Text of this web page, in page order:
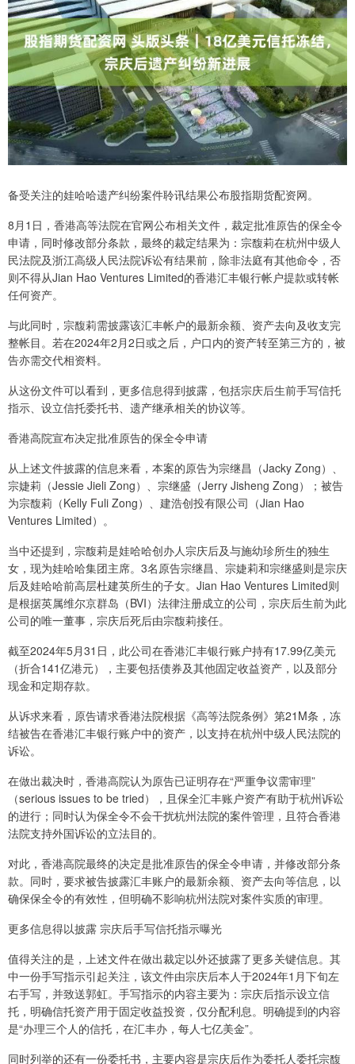
备受关注的娃哈哈遗产纠纷案件聆讯结果公布股指期货配资网。
8月1日，香港高等法院在官网公布相关文件，裁定批准原告的保全令
申请，同时修改部分条款，最终的裁定结果为：宗馥莉在杭州中级人
民法院及浙江高级人民法院诉讼有结果前，除非法庭有其他命令，否
则不得从Jian Hao Ventures Limited的香港汇丰银行帐户提款或转帐
任何资产。
与此同时，宗馥莉需披露该汇丰帐户的最新余额、资产去向及收支完
整帐目。若在2024年2月2日或之后，户口内的资产转至第三方的，被
告亦需交代相资料。
从这份文件可以看到，更多信息得到披露，包括宗庆后生前手写信托
指示、设立信托委托书、遗产继承相关的协议等。
香港高院宣布决定批准原告的保全令申请
从上述文件披露的信息来看，本案的原告为宗继昌（Jacky Zong）、
宗婕莉（Jessie Jieli Zong）、宗继盛（Jerry Jisheng Zong）；被告
为宗馥莉（Kelly Fuli Zong）、建浩创投有限公司（Jian Hao
Ventures Limited）。
当中还提到，宗馥莉是娃哈哈创办人宗庆后及与施幼珍所生的独生
女，现为娃哈哈集团主席。3名原告宗继昌、宗婕莉和宗继盛则是宗庆
后及娃哈哈前高层杜建英所生的子女。Jian Hao Ventures Limited则
是根据英属维尔京群岛（BVI）法律注册成立的公司，宗庆后生前为此
公司的唯一董事，宗庆后死后由宗馥莉接任。
截至2024年5月31日，此公司在香港汇丰银行账户持有17.99亿美元
（折合141亿港元），主要包括债券及其他固定收益资产，以及部分
现金和定期存款。
从诉求来看，原告请求香港法院根据《高等法院条例》第21M条，冻
结被告在香港汇丰银行账户中的资产，以支持在杭州中级人民法院的
诉讼。
在做出裁决时，香港高院认为原告已证明存在“严重争议需审理”
（serious issues to be tried），且保全汇丰账户资产有助于杭州诉讼
的进行；同时认为保全令不会干扰杭州法院的案件管理，且符合香港
法院支持外国诉讼的立法目的。
对此，香港高院最终的决定是批准原告的保全令申请，并修改部分条
款。同时，要求被告披露汇丰账户的最新余额、资产去向等信息，以
确保保全令的有效性，但明确不影响杭州法院对案件实质的审理。
更多信息得以披露 宗庆后手写信托指示曝光
值得关注的是，上述文件在做出裁定以外还披露了更多关键信息。其
中一份手写指示引起关注，该文件由宗庆后本人于2024年1月下旬左
右手写，并致送郭虹。手写指示的内容主要为：宗庆后指示设立信
托，明确信托资产用于固定收益投资，仅分配利息。明确提到的内容
是“办理三个人的信托，在汇丰办，每人七亿美金”。
同时列举的还有一份委托书，主要内容是宗庆后作为委托人委托宗馥